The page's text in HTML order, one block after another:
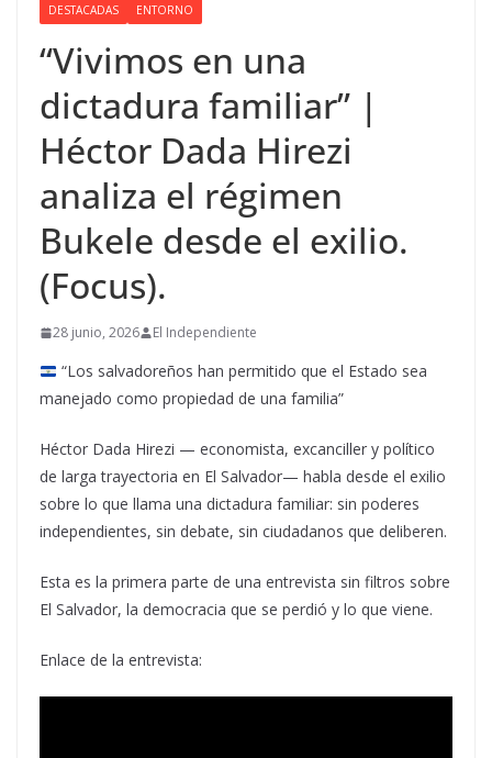
DESTACADAS ENTORNO
“Vivimos en una
dictadura familiar” |
Héctor Dada Hirezi
analiza el régimen
Bukele desde el exilio.
(Focus).
28 junio, 2026 El Independiente
“Los salvadoreños han permitido que el Estado sea
manejado como propiedad de una familia”
Héctor Dada Hirezi — economista, excanciller y político
de larga trayectoria en El Salvador— habla desde el exilio
sobre lo que llama una dictadura familiar: sin poderes
independientes, sin debate, sin ciudadanos que deliberen.
Esta es la primera parte de una entrevista sin filtros sobre
El Salvador, la democracia que se perdió y lo que viene.
Enlace de la entrevista: